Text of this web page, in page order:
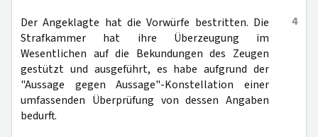
4
Der Angeklagte hat die Vorwürfe bestritten. Die
Strafkammer hat ihre Überzeugung im
Wesentlichen auf die Bekundungen des Zeugen
gestützt und ausgeführt, es habe aufgrund der
"Aussage gegen Aussage"-Konstellation einer
umfassenden Überprüfung von dessen Angaben
bedurft.